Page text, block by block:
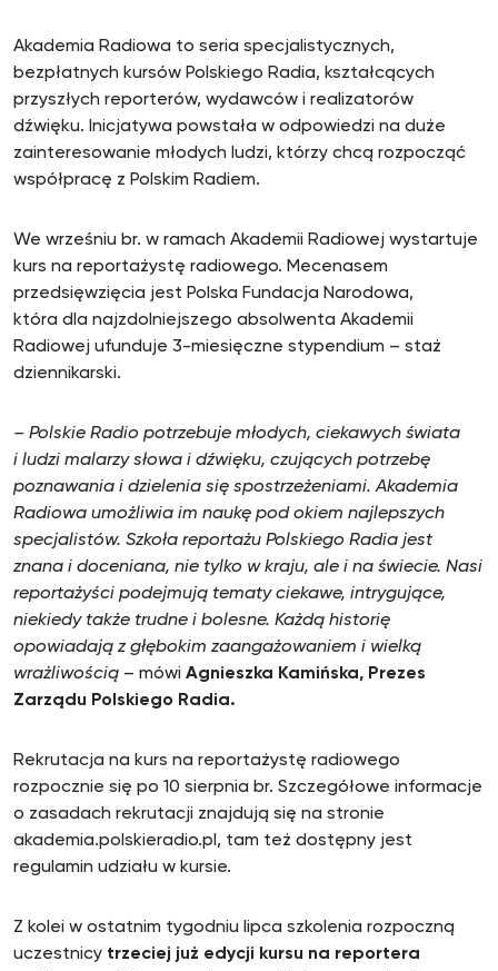
Akademia Radiowa to seria specjalistycznych,
bezpłatnych kursów Polskiego Radia, kształcących
przyszłych reporterów, wydawców i realizatorów
dźwięku. Inicjatywa powstała w odpowiedzi na duże
zainteresowanie młodych ludzi, którzy chcą rozpocząć
współpracę z Polskim Radiem.
We wrześniu br. w ramach Akademii Radiowej wystartuje
kurs na reportażystę radiowego. Mecenasem
przedsięwzięcia jest Polska Fundacja Narodowa,
która dla najzdolniejszego absolwenta Akademii
Radiowej ufunduje 3-miesięczne stypendium – staż
dziennikarski.
– Polskie Radio potrzebuje młodych, ciekawych świata
i ludzi malarzy słowa i dźwięku, czujących potrzebę
poznawania i dzielenia się spostrzeżeniami. Akademia
Radiowa umożliwia im naukę pod okiem najlepszych
specjalistów. Szkoła reportażu Polskiego Radia jest
znana i doceniana, nie tylko w kraju, ale i na świecie. Nasi
reportażyści podejmują tematy ciekawe, intrygujące,
niekiedy także trudne i bolesne. Każdą historię
opowiadają z głębokim zaangażowaniem i wielką
wrażliwością – mówi Agnieszka Kamińska, Prezes
Zarządu Polskiego Radia.
Rekrutacja na kurs na reportażystę radiowego
rozpocznie się po 10 sierpnia br. Szczegółowe informacje
o zasadach rekrutacji znajdują się na stronie
akademia.polskieradio.pl, tam też dostępny jest
regulamin udziału w kursie.
Z kolei w ostatnim tygodniu lipca szkolenia rozpoczną
uczestnicy trzeciej już edycji kursu na reportera